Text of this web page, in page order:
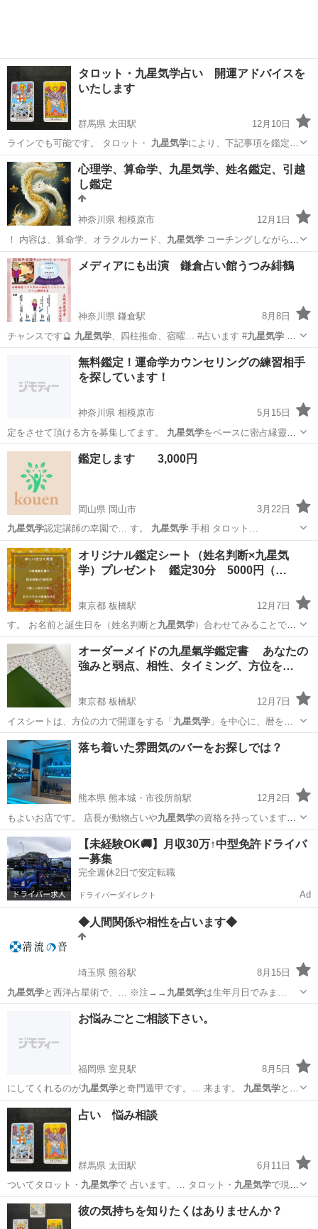
タロット・九星気学占い 開運アドバイスを
いたします
群馬県 太田駅
12月10日
ラインでも可能です。 タロット・ 九星気学により、下記事項を鑑定さ
せて頂きます…
群馬 太田市 太田駅 占い 九星気学
心理学、算命学、九星気学、姓名鑑定、引越
し鑑定
神奈川県 相模原市
12月1日
！ 内容は、算命学、オラクルカード、 九星気学コーチングしながら悩
みを解決できる…
神奈川 相模原市 算命学
メディアにも出演 鎌倉占い館うつみ緋鶴
神奈川県 鎌倉駅
8月8日
チャンスです🔮 九星気学 、四柱推命、宿曜… #占います #九星気学#
易学 #…
鎌倉市 鎌倉駅 占い 九星気学
無料鑑定！運命学カウンセリングの練習相手
を探しています！
神奈川県 相模原市
5月15日
定をさせて頂ける方を募集してます。 九星気学をベースに密占縁靈法
を取り入れた鑑定…
神奈川 相模原市 占い
鑑定します 3,000円
岡山県 岡山市
3月22日
九星気学認定講師の幸園で… す。 九星気学手相 タロット…
岡山 岡山市 占い 九星気学
オリジナル鑑定シート（姓名判断×九星気
学）プレゼント 鑑定30分 5000円（…
東京都 板橋駅
12月7日
す。 お名前と誕生日を（姓名判断と 九星気学）合わせてみることでよ
り深く、あなた…
東京 板橋区 板橋駅 占い 九星気学
オーダーメイドの九星氣学鑑定書 あなたの
強みと弱点、相性、タイミング、方位を…
東京都 板橋駅
12月7日
イスシートは、方位の力で開運をする「 九星気学」を中心に、暦を読
み解き1年間の指針…
東京 板橋区 板橋駅 悩み相談 シート
落ち着いた雰囲気のバーをお探しでは？
熊本県 熊本城・市役所前駅
12月2日
もよいお店です。 店長が動物占いや九星気学の資格を持っていますの
で、興味のある…
熊本 熊本市 熊本城・市役所前駅 バー 九星気学
【未経験OK🚚】月収30万↑中型免許ドライバ
ー募集
完全週休2日で安定転職
ドライバーダイレクト Ad
◆人間関係や相性を占います◆
埼玉県 熊谷駅
8月15日
九星気学
と西洋占星術で、… ※注→→ 九星気学は生年月日でみま…
熊谷駅 その他 人間関係
お悩みごとご相談下さい。
福岡県 室見駅
8月5日
にしてくれるのが九星気学と奇門遁甲です。… 来ます。 九星気学と奇
門遁甲を使い…
福岡 福岡市 室見駅 占い
占い 悩み相談
群馬県 太田駅
6月11日
ついてタロット・ 九星気学 で 占います。… タロット・ 九星気学で現
状、未来を知…
群馬 太田市 太田駅 占い 九星気学
彼の気持ちを知りたくはありませんか？